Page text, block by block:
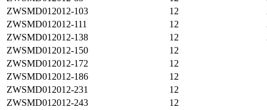
ZWSMD012012-103
12
ZWSMD012012-111
12
ZWSMD012012-138
12
ZWSMD012012-150
12
ZWSMD012012-172
12
ZWSMD012012-186
12
ZWSMD012012-231
12
ZWSMD012012-243
12